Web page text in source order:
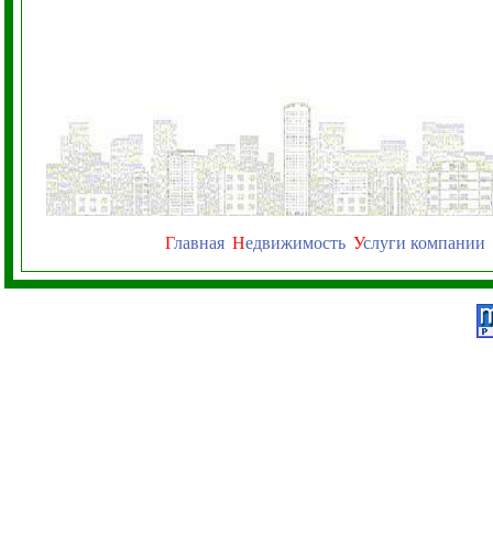
Главная Недвижимость Услуги компании